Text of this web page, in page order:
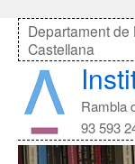
Departament de
Castellana
Rambla
93 593